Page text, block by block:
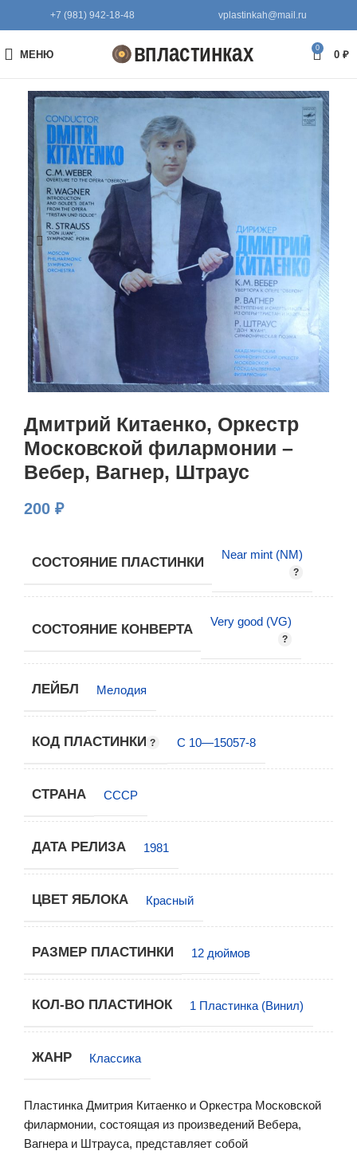
+7 (981) 942-18-48 vplastinkah@mail.ru
МЕНЮ
0
0 ₽
Дмитрий Китаенко, Оркестр
Московской филармонии –
Вебер, Вагнер, Штраус
200 ₽
СОСТОЯНИЕ ПЛАСТИНКИ
Near mint (NM)
СОСТОЯНИЕ КОНВЕРТА
Very good (VG)
ЛЕЙБЛ Мелодия
КОД ПЛАСТИНКИ C 10—15057-8
СТРАНА СССР
ДАТА РЕЛИЗА 1981
ЦВЕТ ЯБЛОКА Красный
РАЗМЕР ПЛАСТИНКИ 12 дюймов
КОЛ-ВО ПЛАСТИНОК 1 Пластинка (Винил)
ЖАНР Классика
Пластинка Дмитрия Китаенко и Оркестра Московской
филармонии, состоящая из произведений Вебера,
Вагнера и Штрауса, представляет собой